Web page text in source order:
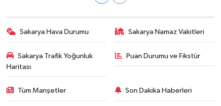
Sakarya Hava Durumu Sakarya Namaz Vakitleri
Sakarya Trafik Yoğunluk
Haritası
Puan Durumu ve Fikstür
Tüm Manşetler Son Dakika Haberleri